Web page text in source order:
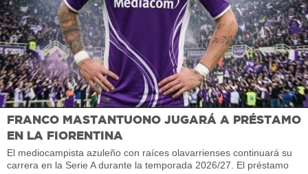
FRANCO MASTANTUONO JUGARÁ A PRÉSTAMO
EN LA FIORENTINA
El mediocampista azuleño con raíces olavarrienses continuará su
carrera en la Serie A durante la temporada 2026/27. El préstamo